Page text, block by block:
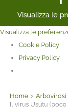
Visualizza le
Visualizza le
Cookie Policy
Privacy Policy
Home
Arbovirosi
Il virus Usutu